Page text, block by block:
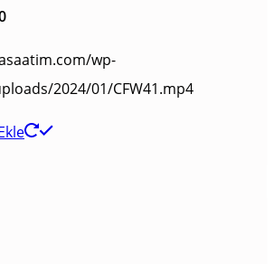
wp-
2024/01/CFW41.mp4